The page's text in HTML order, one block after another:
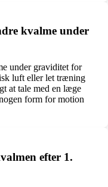
kvalme under
under graviditet for
luft eller let træning
at tale med en læge
form for motion
efter 1.